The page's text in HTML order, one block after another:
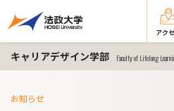
アク
キャリアデザイン学部 Faculty of Lifelong
お知らせ